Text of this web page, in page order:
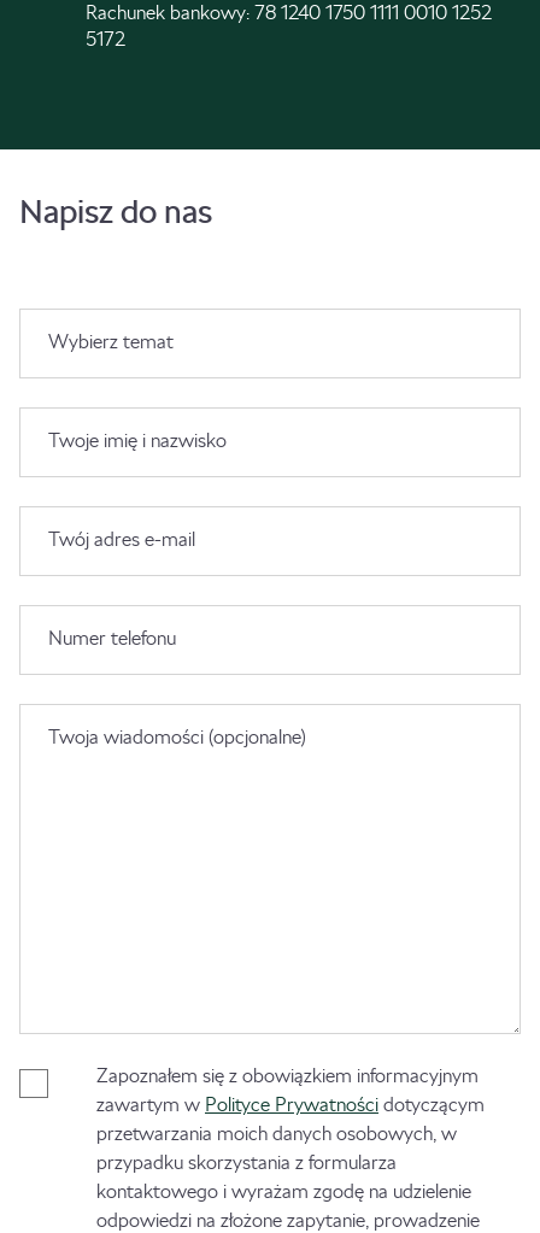
Rachunek bankowy: 78 1240 1750 1111 0010 1252
5172
Napisz do nas
Wybierz temat
Twoje imię i nazwisko
Twój adres e-mail
Numer telefonu
Twoja wiadomości (opcjonalne)
Zapoznałem się z obowiązkiem informacyjnym
zawartym w Polityce Prywatności dotyczącym
przetwarzania moich danych osobowych, w
przypadku skorzystania z formularza
kontaktowego i wyrażam zgodę na udzielenie
odpowiedzi na złożone zapytanie, prowadzenie